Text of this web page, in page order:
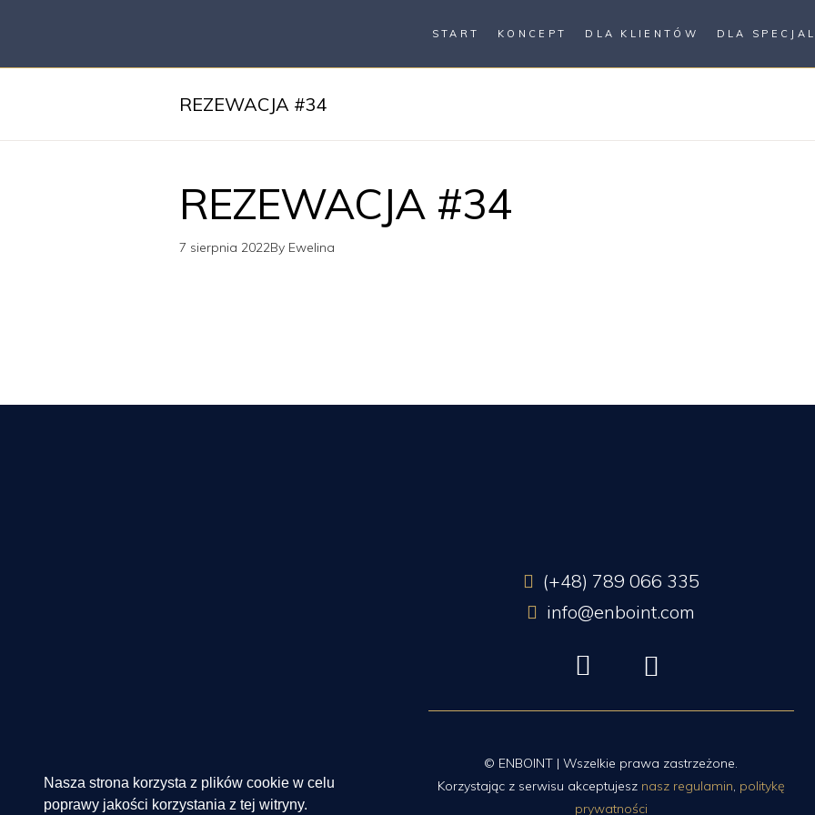
Nasza strona korzysta z plików cookie w celu
poprawy jakości korzystania z tej witryny.
START KONCEPT DLA KLIENTÓW DLA
REZEWACJA #34
REZEWACJA #34
7 sierpnia 2022By Ewelina
(+48) 789 066 335
info@enboint.com
© ENBOINT | Wszelkie prawa zastrzeżone.
Korzystając z serwisu akceptujesz nasz regulamin, politykę
prywatności